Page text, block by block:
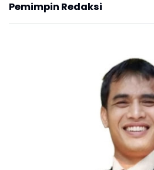
Pemimpin Redaksi